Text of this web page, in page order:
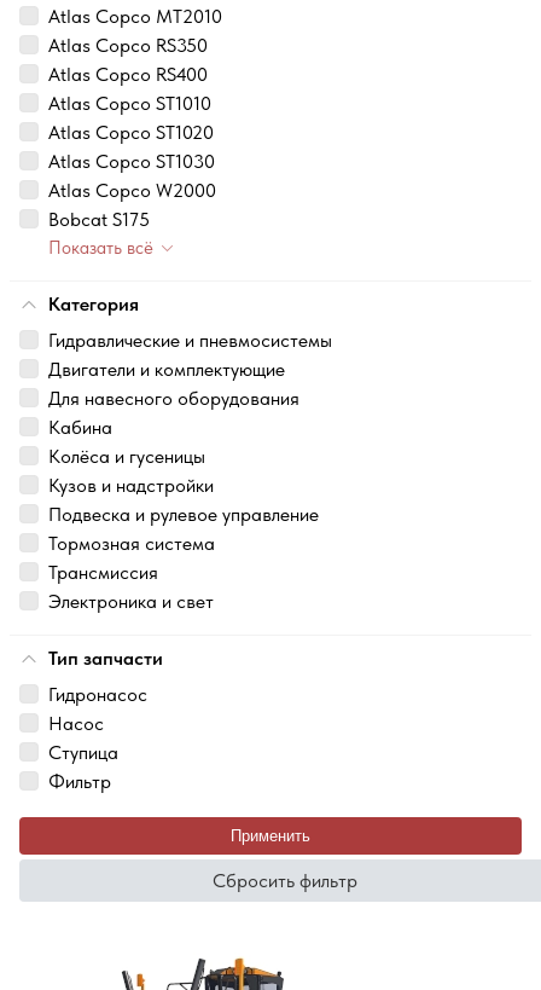
Atlas Copco MT2010
Atlas Copco RS350
Atlas Copco RS400
Atlas Copco ST1010
Atlas Copco ST1020
Atlas Copco ST1030
Atlas Copco W2000
Bobcat S175
Показать всё
Категория
Гидравлические и пневмосистемы
Двигатели и комплектующие
Для навесного оборудования
Кабина
Колёса и гусеницы
Кузов и надстройки
Подвеска и рулевое управление
Тормозная система
Трансмиссия
Электроника и свет
Тип запчасти
Гидронасос
Насос
Ступица
Фильтр
Применить
Сбросить фильтр